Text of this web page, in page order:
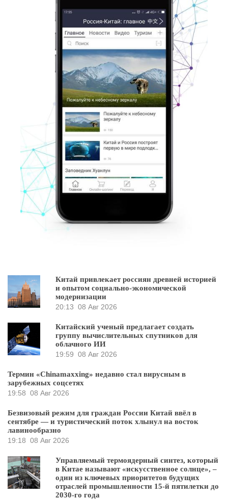
Китай привлекает россиян древней историей
и опытом социально-экономической
модернизации
20:13 08 Авг 2026
Китайский ученый предлагает создать
группу вычислительных спутников для
облачного ИИ
19:59 08 Авг 2026
Термин «Chinamaxxing» недавно стал вирусным в
зарубежных соцсетях
19:58 08 Авг 2026
Безвизовый режим для граждан России Китай ввёл в
сентябре — и туристический поток хлынул на восток
лавинообразно
19:18 08 Авг 2026
Управляемый термоядерный синтез, который
в Китае называют «искусственное солнце», –
один из ключевых приоритетов будущих
отраслей промышленности 15-й пятилетки до
2030-го года